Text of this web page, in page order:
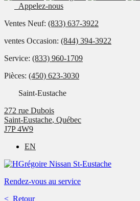
Appelez-nous
Ventes Neuf: (833) 637-3922
ventes Occasion: (844) 394-3922
Service: (833) 960-1709
Pièces: (450) 623-3030
Saint-Eustache
272 rue Dubois
Saint-Eustache, Québec
J7P 4W9
EN
Rendez-vous au service
< Retour